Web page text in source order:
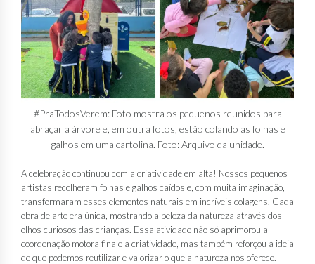
#PraTodosVerem: Foto mostra os pequenos reunidos para
abraçar a árvore e, em outra fotos, estão colando as folhas e
galhos em uma cartolina. Foto: Arquivo da unidade.
A celebração continuou com a criatividade em alta! Nossos pequenos
artistas recolheram folhas e galhos caídos e, com muita imaginação,
transformaram esses elementos naturais em incríveis colagens. Cada
obra de arte era única, mostrando a beleza da natureza através dos
olhos curiosos das crianças. Essa atividade não só aprimorou a
coordenação motora fina e a criatividade, mas também reforçou a ideia
de que podemos reutilizar e valorizar o que a natureza nos oferece.